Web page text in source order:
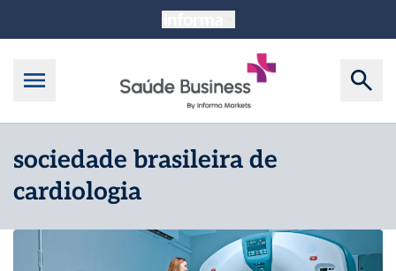
sociedade brasileira de
cardiologia